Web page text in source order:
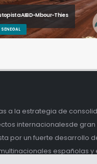
AIBD-Mbour-Thies
SENEGAL
a la estrategia de
internacionalesde gran
por un fuerte desarrollo
españolas y